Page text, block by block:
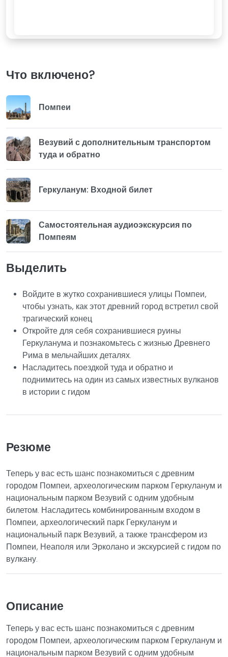
Что включено?
Помпеи
Везувий с дополнительным транспортом
туда и обратно
Геркуланум: Входной билет
Самостоятельная аудиоэкскурсия по
Помпеям
Выделить
Войдите в жутко сохранившиеся улицы Помпеи,
чтобы узнать, как этот древний город встретил свой
трагический конец
Откройте для себя сохранившиеся руины
Геркуланума и познакомьтесь с жизнью Древнего
Рима в мельчайших деталях.
Насладитесь поездкой туда и обратно и
поднимитесь на один из самых известных вулканов
в истории с гидом
Резюме
Теперь у вас есть шанс познакомиться с древним
городом Помпеи, археологическим парком Геркуланум и
национальным парком Везувий с одним удобным
билетом. Насладитесь комбинированным входом в
Помпеи, археологический парк Геркуланум и
национальный парк Везувий, а также трансфером из
Помпеи, Неаполя или Эрколано и экскурсией с гидом по
вулкану.
Описание
Теперь у вас есть шанс познакомиться с древним
городом Помпеи, археологическим парком Геркуланум и
национальным парком Везувий с одним удобным